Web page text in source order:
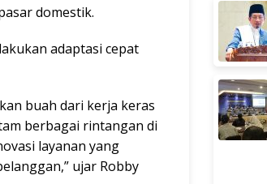
domestik.
adaptasi cepat
buah dari kerja keras
berbagai rintangan di
layanan yang
ujar Robby